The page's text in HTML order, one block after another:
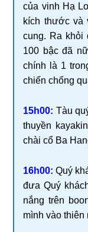
của vinh Hạ
kích thước và
cung. Ra khỏi
100 bậc đã
chính là 1
chiến chống
15h00: Tàu
thuyền
chài cổ Ba
16h00: Quý
đưa Quý
nắng trên
mình vào thiên